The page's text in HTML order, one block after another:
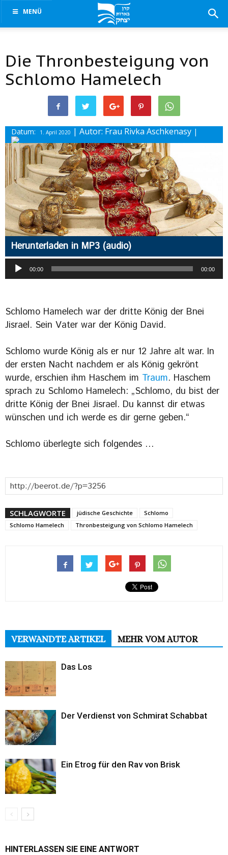
MENÜ
Die Thronbesteigung von
Schlomo Hamelech
Datum: 1. April 2020 | Autor: Frau Rivka Aschkenasy |
Herunterladen in MP3 (audio)
Audio-
Player
00:00 00:00
Schlomo Hamelech war der dritte König der Bnei
Jisrael. Sein Vater war der König David.
Schlomo wurde König als er nur 12 Jahre alt war. In
der ersten Nacht nachdem er als König gekrönt
wurde, erschien ihm Haschem im Traum. Haschem
sprach zu Schlomo Hamelech: „Schlomo, du bist der
dritte König der Bnei Jisrael. Du kannst dir etwas
wünschen und ich werde es dir gerne geben.“
Schlomo überlegte sich folgendes …
SCHLAGWORTE jüdische Geschichte
Schlomo
Schlomo Hamelech
Thronbesteigung von Schlomo Hamelech
VERWANDTE ARTIKEL MEHR VOM AUTOR
Das Los
Der Verdienst von Schmirat Schabbat
Ein Etrog für den Rav von Brisk
HINTERLASSEN SIE EINE ANTWORT